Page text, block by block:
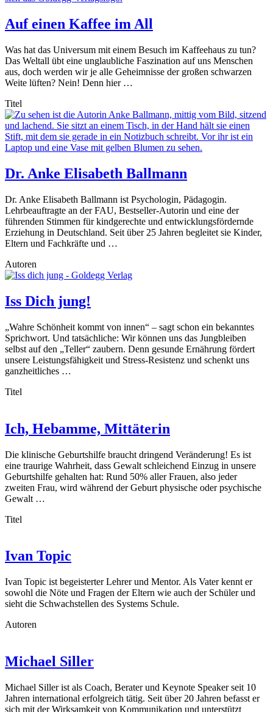
Auf einen Kaffee im All
Was hat das Universum mit einem Besuch im Kaffeehaus zu tun?
Das Weltall übt eine unglaubliche Faszination auf uns Menschen
aus, doch werden wir je alle Geheimnisse der großen schwarzen
Weite lüften? Nein! Denn hier …
Titel
Dr. Anke Elisabeth Ballmann
Dr. Anke Elisabeth Ballmann ist Psychologin, Pädagogin.
Lehrbeauftragte an der FAU, Bestseller-Autorin und eine der
führenden Stimmen für kindgerechte und entwicklungsfördernde
Erziehung in Deutschland. Seit über 25 Jahren begleitet sie Kinder,
Eltern und Fachkräfte und …
Autoren
Iss Dich jung!
„Wahre Schönheit kommt von innen“ – sagt schon ein bekanntes
Sprichwort. Und tatsächliche: Wir können uns das Jungbleiben
selbst auf den „Teller“ zaubern. Denn gesunde Ernährung fördert
unsere Leistungsfähigkeit und Stress-Resistenz und schenkt uns
ganzheitliches …
Titel
Ich, Hebamme, Mittäterin
Die klinische Geburtshilfe braucht dringend Veränderung! Es ist
eine traurige Wahrheit, dass Gewalt schleichend Einzug in unsere
Geburtshilfe gehalten hat: Rund 50% aller Frauen, also jeder
zweiten Frau, wird während der Geburt physische oder psychische
Gewalt …
Titel
Ivan Topic
Ivan Topic ist begeisterter Lehrer und Mentor. Als Vater kennt er
sowohl die Nöte und Fragen der Eltern wie auch der Schüler und
sieht die Schwachstellen des Systems Schule.
Autoren
Michael Siller
Michael Siller ist als Coach, Berater und Keynote Speaker seit 10
Jahren international erfolgreich tätig. Seit über 20 Jahren befasst er
sich mit der Wirksamkeit von Kommunikation und unterstützt